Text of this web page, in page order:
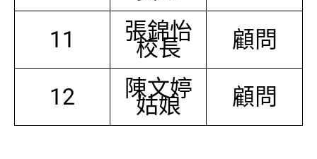
11 張錦怡
校長 顧問
12 陳文婷
姑娘 顧問